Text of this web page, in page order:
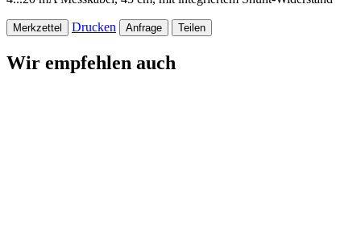
Merkzettel Drucken Anfrage Teilen
Wir empfehlen auch